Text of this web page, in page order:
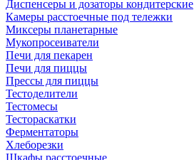
Диспенсеры и дозаторы кондитерские
Камеры расстоечные под тележки
Миксеры планетарные
Мукопросеиватели
Печи для пекарен
Печи для пиццы
Прессы для пиццы
Тестоделители
Тестомесы
Тестораскатки
Ферментаторы
Хлеборезки
Шкафы расстоечные